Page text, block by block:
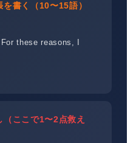
書く（10〜15語）
these reasons, I
ここで1〜2点救え